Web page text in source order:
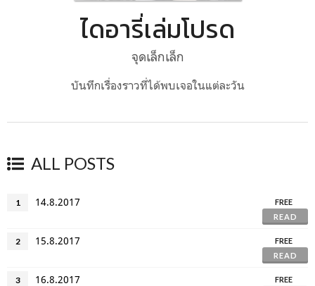
ไดอารี่เล่มโปรด
จุดเล็กเล็ก
บันทึกเรื่องราวที่ได้พบเจอในแต่ละวัน
ALL POSTS
1 14.8.2017
FREE
READ
2 15.8.2017
FREE
READ
3 16.8.2017
FREE